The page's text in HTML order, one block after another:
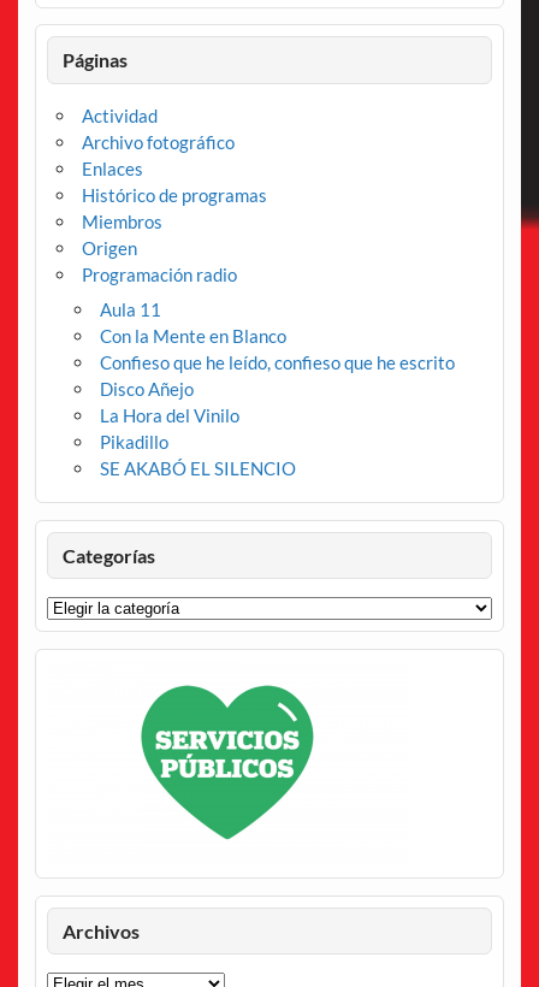
Páginas
Actividad
Archivo fotográfico
Enlaces
Histórico de programas
Miembros
Origen
Programación radio
Aula 11
Con la Mente en Blanco
Confieso que he leído, confieso que he escrito
Disco Añejo
La Hora del Vinilo
Pikadillo
SE AKABÓ EL SILENCIO
Categorías
Categorías
Archivos
Archivos